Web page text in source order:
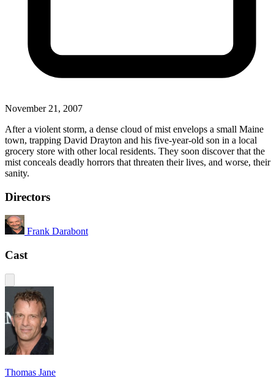
November 21, 2007
After a violent storm, a dense cloud of mist envelops a small Maine
town, trapping David Drayton and his five-year-old son in a local
grocery store with other local residents. They soon discover that the
mist conceals deadly horrors that threaten their lives, and worse, their
sanity.
Directors
Frank Darabont
Cast
Thomas Jane